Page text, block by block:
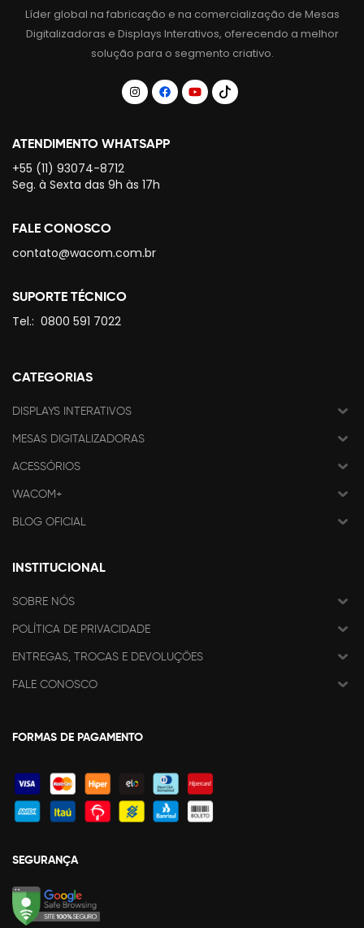
Líder global na fabricação e na comercialização de Mesas
Digitalizadoras e Displays Interativos, oferecendo a melhor
solução para o segmento criativo.
ATENDIMENTO WHATSAPP
+55 (11) 93074-8712
Seg. à Sexta das 9h às 17h
FALE CONOSCO
contato@wacom.com.br
SUPORTE TÉCNICO
Tel.: 0800 591 7022
CATEGORIAS
DISPLAYS INTERATIVOS
MESAS DIGITALIZADORAS
ACESSÓRIOS
WACOM+
BLOG OFICIAL
INSTITUCIONAL
SOBRE NÓS
POLÍTICA DE PRIVACIDADE
ENTREGAS, TROCAS E DEVOLUÇÕES
FALE CONOSCO
FORMAS DE PAGAMENTO
SEGURANÇA